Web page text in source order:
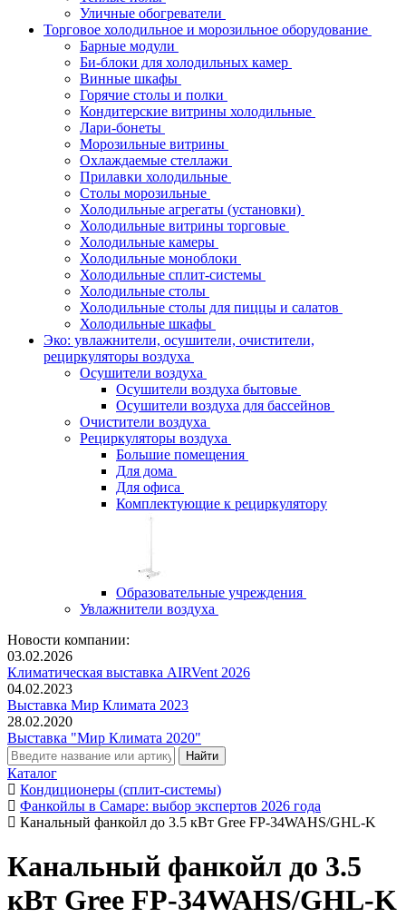
Уличные обогреватели
Торговое холодильное и морозильное оборудование
Барные модули
Би-блоки для холодильных камер
Винные шкафы
Горячие столы и полки
Кондитерские витрины холодильные
Лари-бонеты
Морозильные витрины
Охлаждаемые стеллажи
Прилавки холодильные
Столы морозильные
Холодильные агрегаты (установки)
Холодильные витрины торговые
Холодильные камеры
Холодильные моноблоки
Холодильные сплит-системы
Холодильные столы
Холодильные столы для пиццы и салатов
Холодильные шкафы
Эко: увлажнители, осушители, очистители,
рециркуляторы воздуха
Осушители воздуха
Осушители воздуха бытовые
Осушители воздуха для бассейнов
Очистители воздуха
Рециркуляторы воздуха
Большие помещения
Для дома
Для офиса
Комплектующие к рециркулятору
Образовательные учреждения
Увлажнители воздуха
Новости компании:
03.02.2026
Климатическая выставка AIRVent 2026
04.02.2023
Выставка Мир Климата 2023
28.02.2020
Выставка "Мир Климата 2020"
Каталог
Кондиционеры (сплит-системы)
Фанкойлы в Самаре: выбор экспертов 2026 года
Канальный фанкойл до 3.5 кВт Gree FP-34WAHS/GHL-K
Канальный фанкойл до 3.5
кВт Gree FP-34WAHS/GHL-K